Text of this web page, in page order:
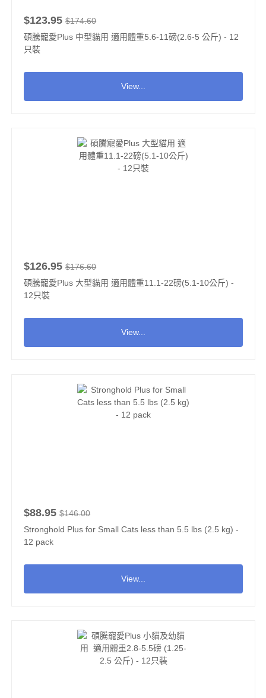
$123.95 $174.60
碩騰寵愛Plus 中型貓用 適用體重5.6-11磅(2.6-5 公斤) - 12
只裝
View...
$126.95 $176.60
碩騰寵愛Plus 大型貓用 適用體重11.1-22磅(5.1-10公斤) -
12只裝
View...
$88.95 $146.00
Stronghold Plus for Small Cats less than 5.5 lbs (2.5 kg) -
12 pack
View...